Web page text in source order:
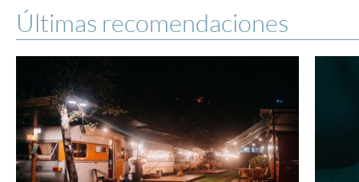
Últimas recomendaciones